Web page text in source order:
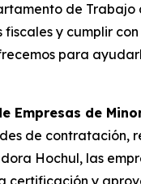
de
y cumplir
para
de
de contratación,
Hochul, las